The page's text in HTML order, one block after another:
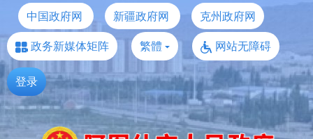
中国政府网 新疆政府网
克州政府网
政务新媒体矩阵
繁體 网站无障碍
登录